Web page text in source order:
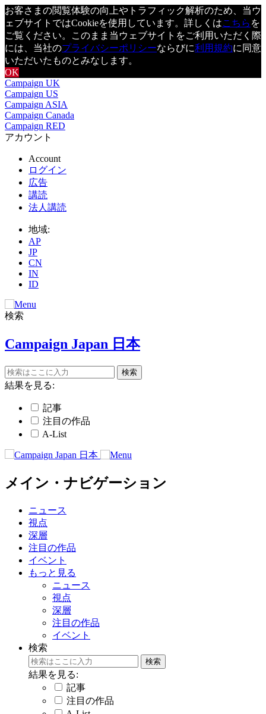
お客さまの閲覧体験の向上やトラフィック解析のため、当ウ
ェブサイトではCookieを使用しています。詳しくはこちら を
ご覧ください。このまま当ウェブサイトをご利用いただく際
には、当社のプライバシーポリシーならびに利用規約に同意
いただいたものとみなします。
OK
Campaign UK
Campaign US
Campaign ASIA
Campaign Canada
Campaign RED
アカウント
Account
ログイン
広告
講読
法人講読
地域:
AP
JP
CN
IN
ID
検索
Campaign Japan 日本
結果を見る:
記事
注目の作品
A-List
メイン・ナビゲーション
ニュース
視点
深層
注目の作品
イベント
もっと見る
ニュース
視点
深層
注目の作品
イベント
検索
結果を見る:
記事
注目の作品